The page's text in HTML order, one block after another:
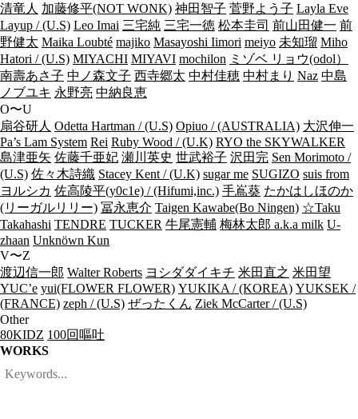
清竜人 加藤修平(NOT WONK) 神田智子 菅野よう子 Layla Eve
Layup / (U.S) Leo Imai 三宅純 三宅一徳 松本圭司 前山田健一 前
野健太 Maika Loubté majiko Masayoshi Iimori meiyo 未知瑠 Miho
Hatori / (U.S) MIYACHI MIYAVI mochilon ミゾベ リョウ(odol）
南壽あさ子 中ノ森文子 西寺郷太 中村佳穂 中村まり Naz 中島
ノブユキ 永野亮 中納良恵
O〜U
扇谷研人 Odetta Hartman / (U.S) Opiuo / (AUSTRALIA) 大沢伸一
Pa’s Lam System Rei Ruby Wood / (U.K) RYO the SKYWALKER
島津亜矢 佐藤千亜妃 瀬川英史 世武裕子 沢田完 Sen Morimoto /
(U.S) 佐々木詩織 Stacey Kent / (U.K) sugar me SUGIZO suis from
ヨルシカ 佐高陵平(y0c1e) / (Hifumi,inc.) 手嶌葵 たかはしほのか
(リーガルリリー) 冨永恵介 Taigen Kawabe(Bo Ningen) ☆Taku
Takahashi TENDRE TUCKER 牛尾憲輔 梅林太郎 a.k.a milk U-
zhaan Unknöwn Kun
V〜Z
渡辺信一郎 Walter Roberts ヨシダダイキチ 米田直之 米田望
YUC’e yui(FLOWER FLOWER) YUKIKA / (KOREA) YUKSEK /
(FRANCE) zeph / (U.S) ぜったくん Ziek McCarter / (U.S)
Other
80KIDZ 100回嘔吐
WORKS